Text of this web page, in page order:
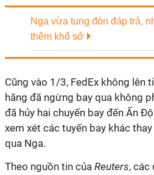
Nga vừa tung đòn đáp trả,
thêm khổ sở
Cũng vào 1/3, FedEx không lên
hãng đã ngừng bay qua không
đã hủy hai chuyến bay đến Ấn
xem xét các tuyến bay khác
qua Nga.
Theo nguồn tin của Reuters, các